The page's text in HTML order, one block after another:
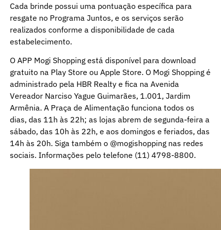
Cada brinde possui uma pontuação específica para
resgate no Programa Juntos, e os serviços serão
realizados conforme a disponibilidade de cada
estabelecimento.
O APP Mogi Shopping está disponível para download
gratuito na Play Store ou Apple Store. O Mogi Shopping é
administrado pela HBR Realty e fica na Avenida
Vereador Narciso Yague Guimarães, 1.001, Jardim
Armênia. A Praça de Alimentação funciona todos os
dias, das 11h às 22h; as lojas abrem de segunda-feira a
sábado, das 10h às 22h, e aos domingos e feriados, das
14h às 20h. Siga também o @mogishopping nas redes
sociais. Informações pelo telefone (11) 4798-8800.